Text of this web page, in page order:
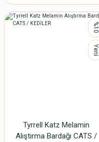
%10
Yeni
Tyrrell Katz Melamin
Alıştırma Bardağı CATS /